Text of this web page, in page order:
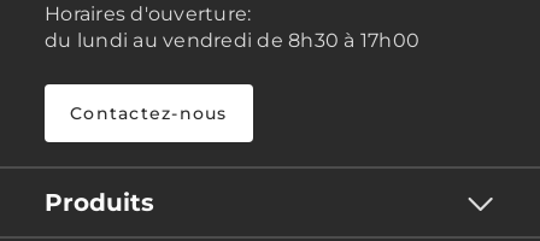
Horaires d'ouverture:
du lundi au vendredi de 8h30 à 17h00
Contactez-nous
Produits